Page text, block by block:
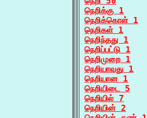
நெறிக்கு 1
நெறிக்கொள் 1
நெறிகள் 1
நெறிந்தது 1
நெறிப்பட்டு 1
நெறிமுறை 1
நெறியாவது 1
நெறியான 1
நெறியிடை 5
நெறியில் 7
நெறியின் 2